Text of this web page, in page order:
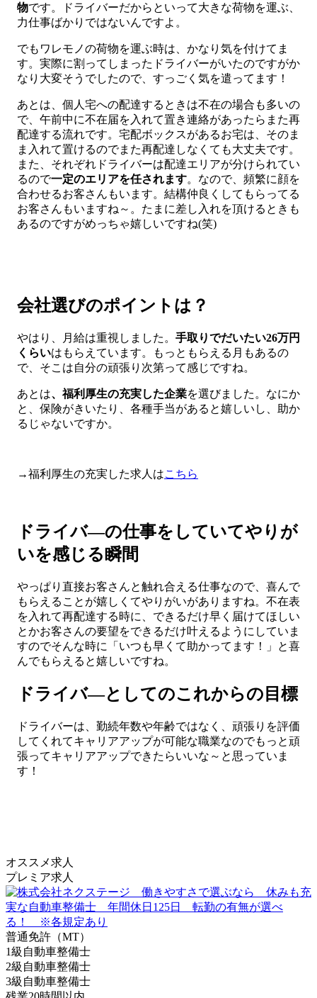
物です。ドライバーだからといって大きな荷物を運ぶ、
力仕事ばかりではないんですよ。
でもワレモノの荷物を運ぶ時は、かなり気を付けてま
す。実際に割ってしまったドライバーがいたのですがか
なり大変そうでしたので、すっごく気を遣ってます！
あとは、個人宅への配達するときは不在の場合も多いの
で、午前中に不在届を入れて置き連絡があったらまた再
配達する流れです。宅配ボックスがあるお宅は、そのま
ま入れて置けるのでまた再配達しなくても大丈夫です。
また、それぞれドライバーは配達エリアが分けられてい
るので一定のエリアを任されます。なので、頻繁に顔を
合わせるお客さんもいます。結構仲良くしてもらってる
お客さんもいますね～。たまに差し入れを頂けるときも
あるのですがめっちゃ嬉しいですね(笑)
会社選びのポイントは？
やはり、月給は重視しました。 手取りでだいたい26万円
くらいはもらえています。もっともらえる月もあるの
で、そこは自分の頑張り次第って感じですね。
あとは、福利厚生の充実した企業を選びました。なにか
と、保険がきいたり、各種手当があると嬉しいし、助か
るじゃないですか。
→福利厚生の充実した求人はこちら
ドライバ―の仕事をしていてやりが
いを感じる瞬間
やっぱり直接お客さんと触れ合える仕事なので、喜んで
もらえることが嬉しくてやりがいがありますね。不在表
を入れて再配達する時に、できるだけ早く届けてほしい
とかお客さんの要望をできるだけ叶えるようにしていま
すのでそんな時に「いつも早くて助かってます！」と喜
んでもらえると嬉しいですね。
ドライバ―としてのこれからの目標
ドライバーは、勤続年数や年齢ではなく、頑張りを評価
してくれてキャリアアップが可能な職業なのでもっと頑
張ってキャリアアップできたらいいな～と思っていま
す！
オススメ求人
プレミア求人
普通免許（MT）
1級自動車整備士
2級自動車整備士
3級自動車整備士